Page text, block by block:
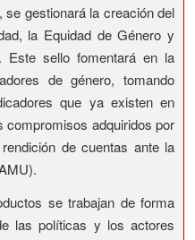
gestionará la creación del
la Equidad de Género y
Este sello fomentará en la
de género, tomando
que ya existen en
compromisos adquiridos por
de cuentas ante la
se trabajan de forma
las políticas y los actores